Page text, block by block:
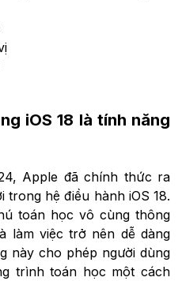
iOS 18 là tính năng
Apple đã chính thức ra
trong hệ điều hành iOS 18.
toán học vô cùng thông
làm việc trở nên dễ dàng
này cho phép người dùng
trình toán học một cách